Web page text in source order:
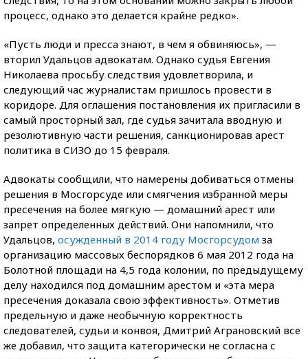
процесс, однако это делается крайне редко».
«Пусть люди и пресса знают, в чем я обвиняюсь», —
вторил Удальцов адвокатам. Однако судья Евгения
Николаева просьбу следствия удовлетворила, и
следующий час журналистам пришлось провести в
коридоре. Для оглашения постановления их пригласили в
самый просторный зал, где судья зачитала вводную и
резолютивную части решения, санкционировав арест
политика в СИЗО до 15 февраля.
Адвокаты сообщили, что намерены добиваться отмены
решения в Мосгорсуде или смягчения избранной меры
пресечения на более мягкую — домашний арест или
запрет определенных действий. Они напомнили, что
Удальцов, осужденный в 2014 году Мосгорсудом за
организацию массовых беспорядков 6 мая 2012 года на
Болотной площади на 4,5 года колонии, по предыдущему
делу находился под домашним арестом и «эта мера
пресечения доказала свою эффективность». Отметив
предельную и даже необычную корректность
следователей, судьи и конвоя, Дмитрий Аграновский все
же добавил, что защита категорически не согласна с